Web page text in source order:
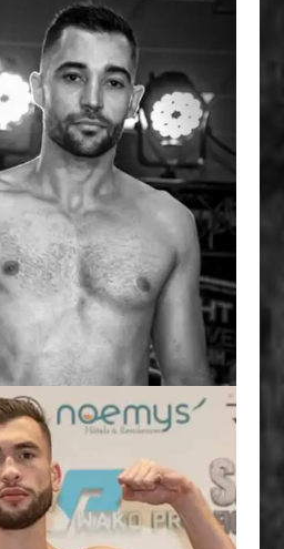
CLASSE A - 71 KG